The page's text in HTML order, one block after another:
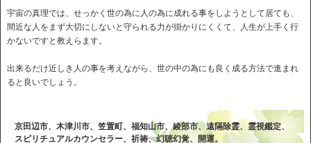
宇宙の真理では、せっかく世の為に人の為に成れる事をしようとして居ても、
間近な人をまず大切にしないと守られる力が掛かりにくくて、人生が上手く行
かないですと教えらます。
出来るだけ近しき人の事を考えながら、世の中の為にも良く成る方法で進まれ
ると良いでしょう。
京田辺市、木津川市、笠置町、福知山市、綾部市、遠隔除霊、霊視鑑定、
スピリチュアルカウンセラー、祈祷、幻聴幻覚、開運。